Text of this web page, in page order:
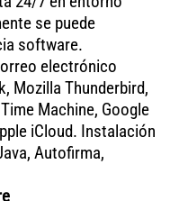
se puede
software.
electrónico
Mozilla Thunderbird,
Machine, Google
iCloud. Instalación
Autofirma,